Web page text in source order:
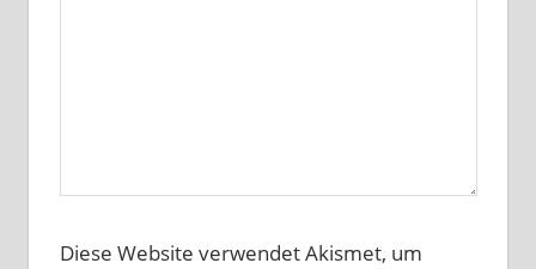
Diese Website verwendet Akismet, um